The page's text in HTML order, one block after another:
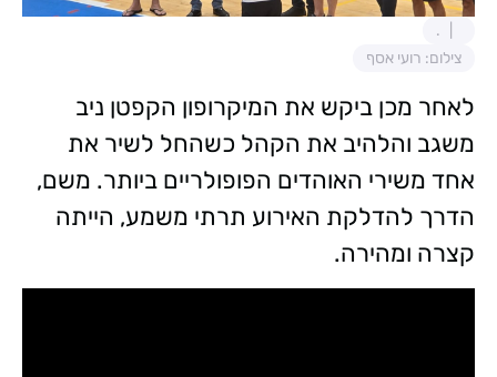
.
צילום: רועי אסף
לאחר מכן ביקש את המיקרופון הקפטן ניב
משגב והלהיב את הקהל כשהחל לשיר את
אחד משירי האוהדים הפופולריים ביותר. משם,
הדרך להדלקת האירוע תרתי משמע, הייתה
קצרה ומהירה.